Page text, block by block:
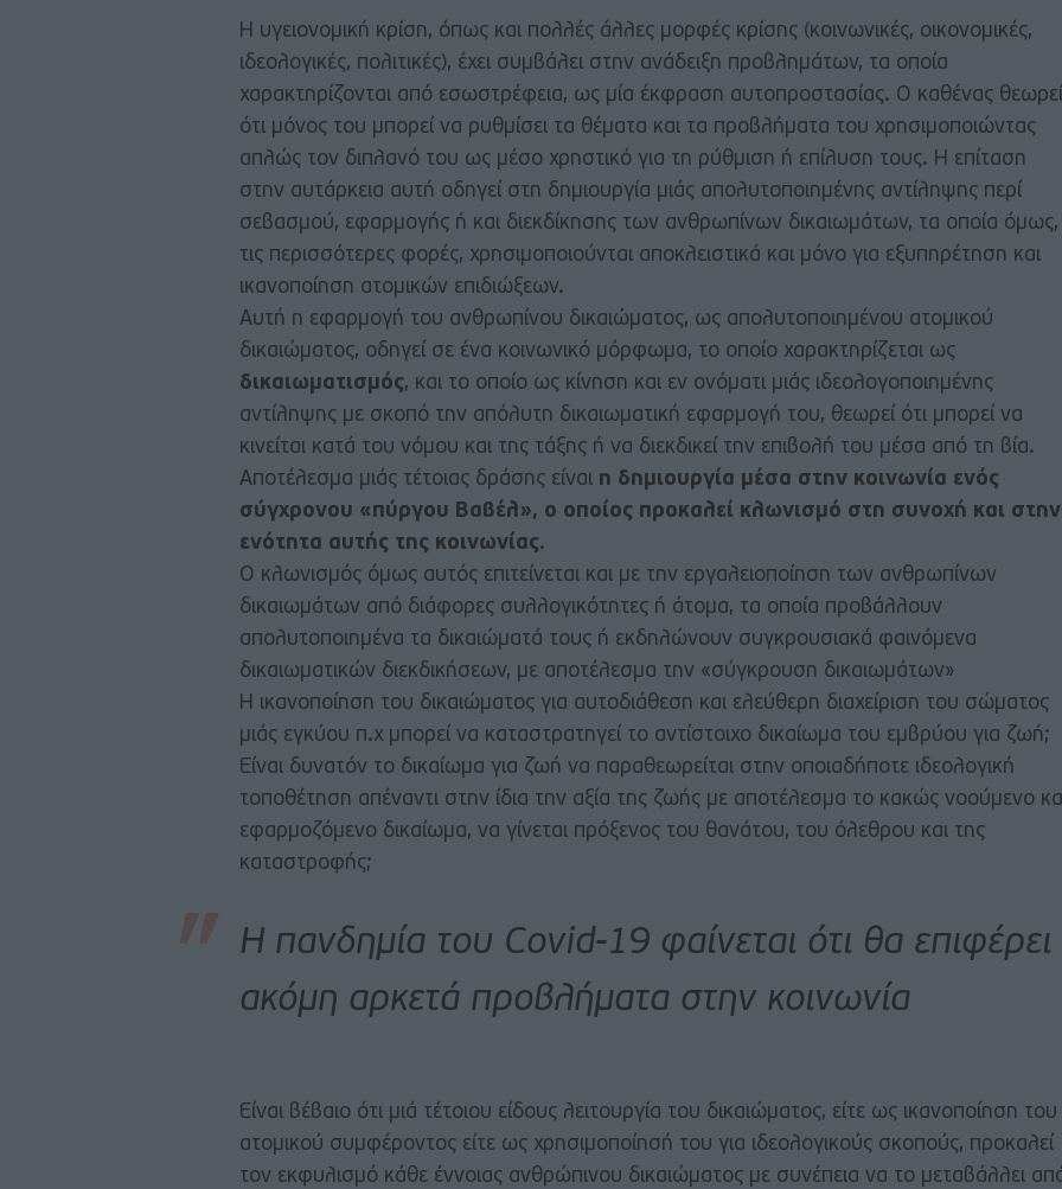
Η υγειονομική κρίση, όπως και πολλές άλλες μορφές κρίσης (κοινωνικές, οικονομικές,
ιδεολογικές, πολιτικές), έχει συμβάλει στην ανάδειξη προβλημάτων, τα οποία
χαρακτηρίζονται από εσωστρέφεια, ως μία έκφραση αυτοπροστασίας. Ο καθένας θεωρεί
ότι μόνος του μπορεί να ρυθμίσει τα θέματα και τα προβλήματα του χρησιμοποιώντας
απλώς τον διπλανό του ως μέσο χρηστικό για τη ρύθμιση ή επίλυση τους. Η επίταση
στην αυτάρκεια αυτή οδηγεί στη δημιουργία μιάς απολυτοποιημένης αντίληψης περί
σεβασμού, εφαρμογής ή και διεκδίκησης των ανθρωπίνων δικαιωμάτων, τα οποία όμως,
τις περισσότερες φορές, χρησιμοποιούνται αποκλειστικά και μόνο για εξυπηρέτηση και
ικανοποίηση ατομικών επιδιώξεων.
Αυτή η εφαρμογή του ανθρωπίνου δικαιώματος, ως απολυτοποιημένου ατομικού
δικαιώματος, οδηγεί σε ένα κοινωνικό μόρφωμα, το οποίο χαρακτηρίζεται ως
δικαιωματισμός, και το οποίο ως κίνηση και εν ονόματι μιάς ιδεολογοποιημένης
αντίληψης με σκοπό την απόλυτη δικαιωματική εφαρμογή του, θεωρεί ότι μπορεί να
κινείται κατά του νόμου και της τάξης ή να διεκδικεί την επιβολή του μέσα από τη βία.
Αποτέλεσμα μιάς τέτοιας δράσης είναι η δημιουργία μέσα στην κοινωνία ενός
σύγχρονου «πύργου Βαβέλ», ο οποίος προκαλεί κλωνισμό στη συνοχή και στην
ενότητα αυτής της κοινωνίας.
Ο κλωνισμός όμως αυτός επιτείνεται και με την εργαλειοποίηση των ανθρωπίνων
δικαιωμάτων από διάφορες συλλογικότητες ή άτομα, τα οποία προβάλλουν
απολυτοποιημένα τα δικαιώματά τους ή εκδηλώνουν συγκρουσιακά φαινόμενα
δικαιωματικών διεκδικήσεων, με αποτέλεσμα την «σύγκρουση δικαιωμάτων»
Η ικανοποίηση του δικαιώματος για αυτοδιάθεση και ελεύθερη διαχείριση του σώματος
μιάς εγκύου π.χ μπορεί να καταστρατηγεί το αντίστοιχο δικαίωμα του εμβρύου για ζωή;
Είναι δυνατόν το δικαίωμα για ζωή να παραθεωρείται στην οποιαδήποτε ιδεολογική
τοποθέτηση απέναντι στην ίδια την αξία της ζωής με αποτέλεσμα το κακώς νοούμενο
εφαρμοζόμενο δικαίωμα, να γίνεται πρόξενος του θανάτου, του όλεθρου και της
καταστροφής;
Η πανδημία του Covid-19 φαίνεται ότι θα επιφέρει
ακόμη αρκετά προβλήματα στην κοινωνία
Είναι βέβαιο ότι μιά τέτοιου είδους λειτουργία του δικαιώματος, είτε ως ικανοποίηση του
ατομικού συμφέροντος είτε ως χρησιμοποίησή του για ιδεολογικούς σκοπούς, προκαλεί
τον εκφυλισμό κάθε έννοιας ανθρώπινου δικαιώματος με συνέπεια να το μεταβάλλει